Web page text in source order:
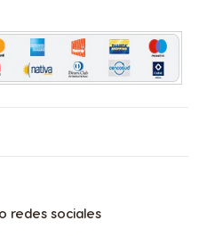
redes sociales